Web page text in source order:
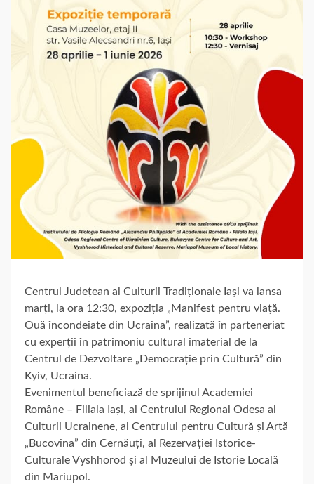
Centrul Județean al Culturii Tradiționale Iași va lansa
marți, la ora 12:30, expoziția „Manifest pentru viață.
Ouă încondeiate din Ucraina”, realizată în parteneriat
cu experții în patrimoniu cultural imaterial de la
Centrul de Dezvoltare „Democrație prin Cultură” din
Kyiv, Ucraina.
Evenimentul beneficiază de sprijinul Academiei
Române – Filiala Iași, al Centrului Regional Odesa al
Culturii Ucrainene, al Centrului pentru Cultură și Artă
„Bucovina” din Cernăuți, al Rezervației Istorice-
Culturale Vyshhorod și al Muzeului de Istorie Locală
din Mariupol.